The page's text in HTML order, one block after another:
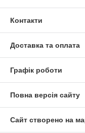
Контакти
Доставка та оплата
Графік роботи
Повна версія сайту
Сайт створено на